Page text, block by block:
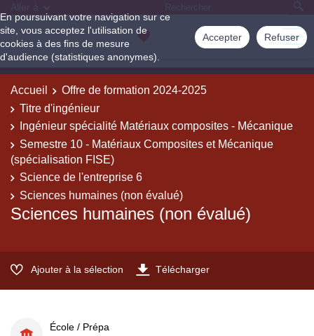
En poursuivant votre navigation sur ce
site, vous acceptez l'utilisation de
cookies à des fins de mesure
d'audience (statistiques anonymes).
Accepter Refuser
Accueil
Offre de formation 2024-2025
Titre d'ingénieur
Ingénieur spécialité Matériaux composites - Mécanique
Semestre 10 - Matériaux Composites et Mécanique
(spécialisation FISE)
Science de l'entreprise 6
Sciences humaines (non évalué)
Sciences humaines (non évalué)
Ajouter à la sélection Télécharger
École / Prépa